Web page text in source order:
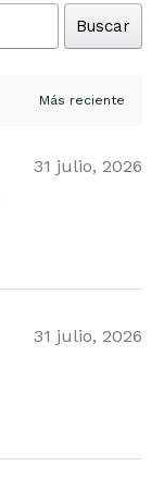
Buscar
31 julio, 2026
31 julio, 2026